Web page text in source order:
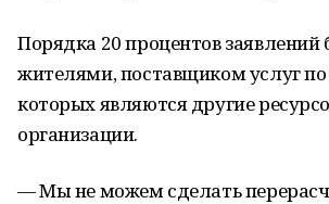
Порядка 20 процентов
жителями, поставщиком услуг
которых являются другие
организации.
— Мы не можем сделать